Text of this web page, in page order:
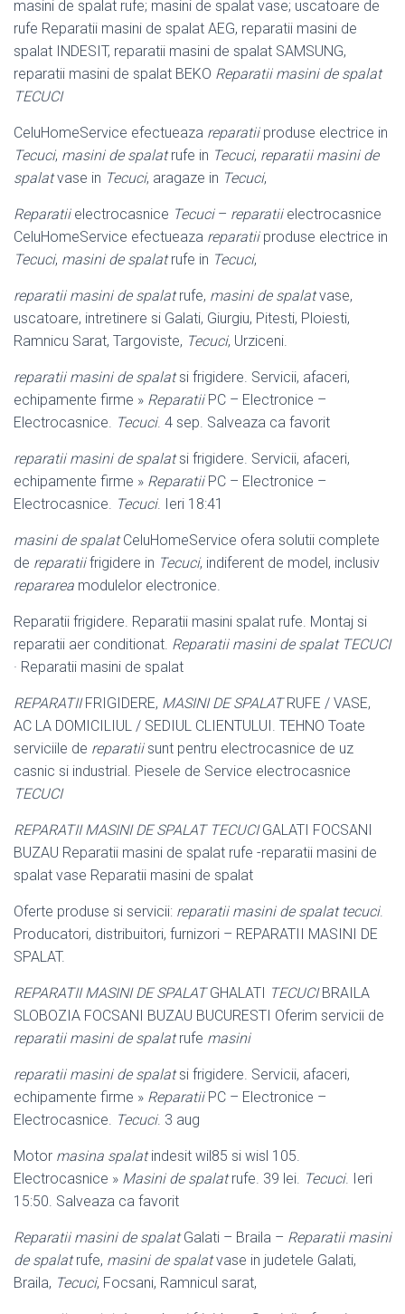
masini de spalat rufe; masini de spalat vase; uscatoare de
rufe Reparatii masini de spalat AEG, reparatii masini de
spalat INDESIT, reparatii masini de spalat SAMSUNG,
reparatii masini de spalat BEKO Reparatii masini de spalat
TECUCI
CeluHomeService efectueaza reparatiiproduse electrice in
Tecuci, masini de spalatrufe in Tecuci, reparatii masini de
spalatvase in Tecuci, aragaze in Tecuci,
Reparatiielectrocasnice Tecuci– reparatiielectrocasnice
CeluHomeService efectueaza reparatiiproduse electrice in
Tecuci, masini de spalatrufe in Tecuci,
reparatii masini de spalatrufe, masini de spalatvase,
uscatoare, intretinere si Galati, Giurgiu, Pitesti, Ploiesti,
Ramnicu Sarat, Targoviste, Tecuci, Urziceni.
reparatii masini de spalatsi frigidere. Servicii, afaceri,
echipamente firme » ReparatiiPC – Electronice –
Electrocasnice. Tecuci. 4 sep. Salveaza ca favorit
reparatii masini de spalatsi frigidere. Servicii, afaceri,
echipamente firme » ReparatiiPC – Electronice –
Electrocasnice. Tecuci. Ieri 18:41
masini de spalatCeluHomeService ofera solutii complete
de reparatiifrigidere in Tecuci, indiferent de model, inclusiv
repararea modulelor electronice.
Reparatii frigidere. Reparatii masini spalat rufe. Montaj si
reparatii aer conditionat. Reparatii masini de spalat TECUCI
· Reparatii masini de spalat
REPARATIIFRIGIDERE, MASINI DE SPALATRUFE / VASE,
AC LA DOMICILIUL / SEDIUL CLIENTULUI. TEHNO Toate
serviciile de reparatiisunt pentru electrocasnice de uz
casnic si industrial. Piesele de Service electrocasnice
TECUCI
REPARATII MASINI DE SPALAT TECUCIGALATI FOCSANI
BUZAU Reparatii masini de spalat rufe -reparatii masini de
spalat vase Reparatii masini de spalat
Oferte produse si servicii: reparatii masini de spalat tecuci.
Producatori, distribuitori, furnizori – REPARATII MASINI DE
SPALAT.
REPARATII MASINI DE SPALATGHALATI TECUCIBRAILA
SLOBOZIA FOCSANI BUZAU BUCURESTI Oferim servicii de
reparatii masini de spalatrufe masini
reparatii masini de spalatsi frigidere. Servicii, afaceri,
echipamente firme » ReparatiiPC – Electronice –
Electrocasnice. Tecuci. 3 aug
Motor masina spalatindesit wil85 si wisl 105.
Electrocasnice » Masini de spalatrufe. 39 lei. Tecuci. Ieri
15:50. Salveaza ca favorit
Reparatii masini de spalatGalati – Braila – Reparatii masini
de spalatrufe, masini de spalatvase in judetele Galati,
Braila, Tecuci, Focsani, Ramnicul sarat,